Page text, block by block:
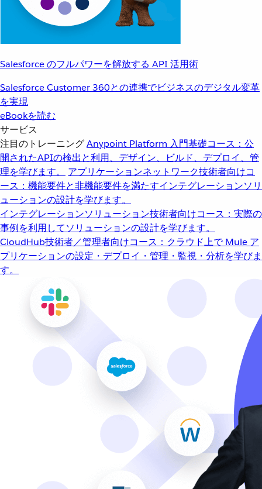
Salesforce のフルパワーを解放する API 活用術
Salesforce Customer 360との連携でビジネスのデジタル変革
を実現
eBookを読む
サービス
注目のトレーニングAnypoint Platform 入門基礎コース：公
開されたAPIの検出と利用、デザイン、ビルド、デプロイ、管
理を学びます。
アプリケーションネットワーク技術者向けコ
ース：機能要件と非機能要件を満たすインテグレーションソリ
ューションの設計を学びます。
インテグレーションソリューション技術者向けコース：実際の
事例を利用してソリューションの設計を学びます。
CloudHub技術者／管理者向けコース：クラウド上で Mule ア
プリケーションの設定・デプロイ・管理・監視・分析を学びま
す。